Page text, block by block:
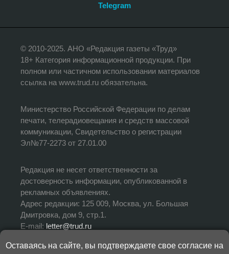
Telegram
© 2010-2025. АНО «Редакция газеты «Труд»
18+ Категория информационной продукции. При
полном или частичном использовании материалов
ссылка на www.trud.ru обязательна.
Министерство Российской Федерации по делам
печати, телерадиовещания и средств массовой
коммуникации, Свидетельство о регистрации
Эл№77-2273 от 27.01.00
Редакция не несет ответственности за
достоверность информации, опубликованной в
рекламных объявлениях.
Адрес редакции: 125 009, Москва, ул. Большая
Дмитровка, дом 9, стр.1.
E-mail: letter@trud.ru
Оставаясь на сайте, вы подтверждаете свое согласие на